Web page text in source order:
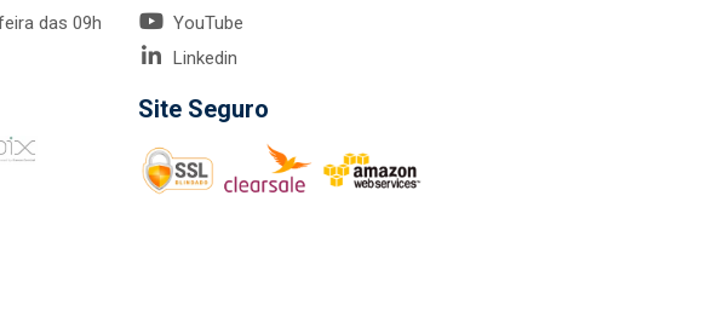
das 09h
YouTube
Linkedin
Site Seguro